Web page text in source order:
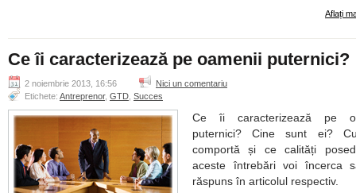
Aflați
Ce îi caracterizează pe oamenii puternici?
2 noiembrie 2013, 16:56
Nici un comentariu
Etichete: Antreprenor, GTD Succes
Ce îi caracterizează pe
puternici? Cine sunt ei?
comportă și ce calități
aceste întrebări voi încerca
răspuns în articolul respectiv.